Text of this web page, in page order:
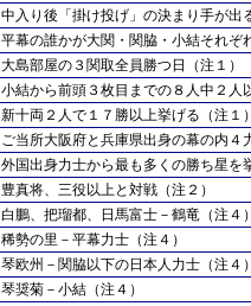
中入り後「掛け投げ」の決まり手が出
平幕の誰かが大関・関脇・小結それぞ
大島部屋の３関取全員勝つ日（注１）
小結から前頭３枚目までの８人中２人
新十両２人で１７勝以上挙げる（注１
ご当所大阪府と兵庫県出身の幕の内４
外国出身力士から最も多くの勝ち星を
豊真将、三役以上と対戦（注２）
白鵬、把瑠都、日馬富士－鶴竜（注４
稀勢の里－平幕力士（注４）
琴欧州－関脇以下の日本人力士（注４
琴奨菊－小結（注４）